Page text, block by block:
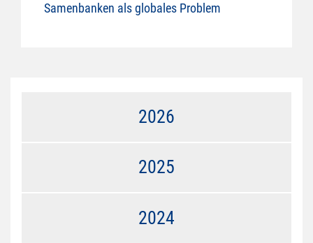
Samenbanken als globales Problem
2026
2025
2024